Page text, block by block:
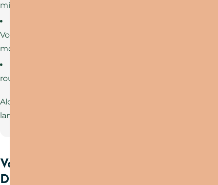
mieux !
Vous avancez sereinement, juste à profiter du
moment.
route, pour profiter pleinement de la nature.
Alors, prêt(e) à chausser vos baskets et à vous
lancer ?
Vous les avez tous testés ?
Découvrez encore plus de circuits